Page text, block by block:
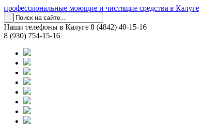
профессиональные моющие и чистящие средства в Калуге
Наши телефоны в Калуге 8 (4842) 40-15-16
8 (930) 754-15-16